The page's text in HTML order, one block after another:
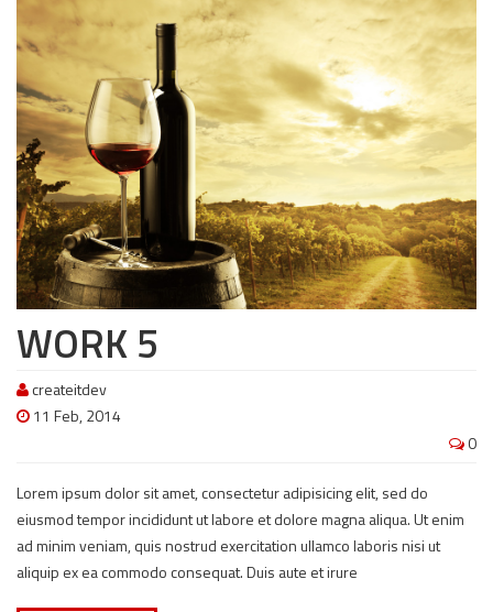
WORK 5
createitdev
11 Feb, 2014
0
Lorem ipsum dolor sit amet, consectetur adipisicing elit, sed do
eiusmod tempor incididunt ut labore et dolore magna aliqua. Ut enim
ad minim veniam, quis nostrud exercitation ullamco laboris nisi ut
aliquip ex ea commodo consequat. Duis aute et irure